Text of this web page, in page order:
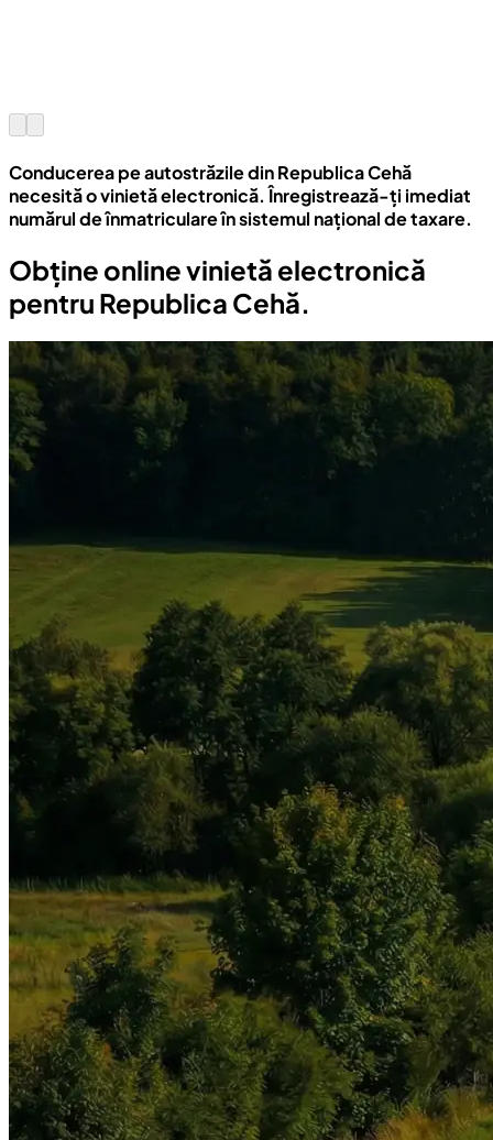
Conducerea pe autostrăzile din Republica Cehă
necesită o vinietă electronică. Înregistrează-ți imediat
numărul de înmatriculare în sistemul național de taxare.
Obține online vinietă electronică
pentru Republica Cehă.